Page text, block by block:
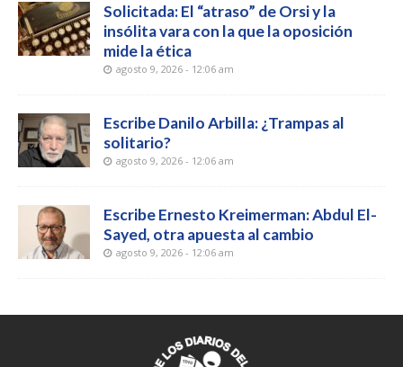
Solicitada: El “atraso” de Orsi y la
insólita vara con la que la oposición
mide la ética
agosto 9, 2026 - 12:06 am
Escribe Danilo Arbilla: ¿Trampas al
solitario?
agosto 9, 2026 - 12:06 am
Escribe Ernesto Kreimerman: Abdul El-
Sayed, otra apuesta al cambio
agosto 9, 2026 - 12:06 am